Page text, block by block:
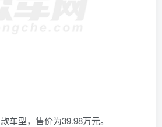
车型，售价为39.98万元。